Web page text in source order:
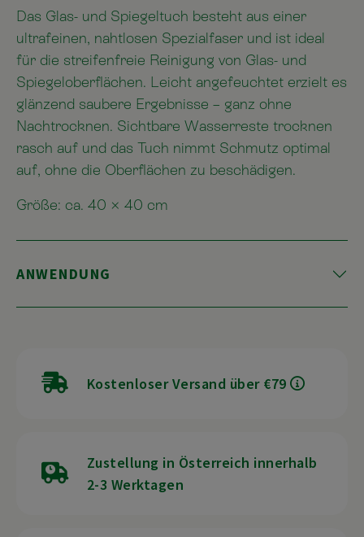
Das Glas- und Spiegeltuch besteht aus einer
ultrafeinen, nahtlosen Spezialfaser und ist ideal
für die streifenfreie Reinigung von Glas- und
Spiegeloberflächen. Leicht angefeuchtet erzielt es
glänzend saubere Ergebnisse – ganz ohne
Nachtrocknen. Sichtbare Wasserreste trocknen
rasch auf und das Tuch nimmt Schmutz optimal
auf, ohne die Oberflächen zu beschädigen.
Größe: ca. 40 × 40 cm
ANWENDUNG
Kostenloser Versand über €79
Zustellung in Österreich innerhalb
2-3 Werktagen